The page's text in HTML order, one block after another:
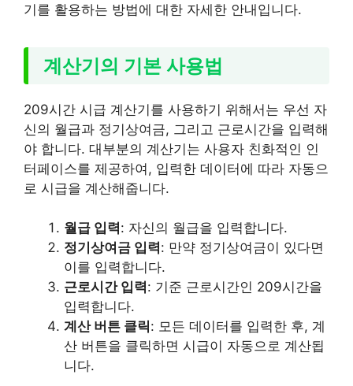
기를 활용하는 방법에 대한 자세한 안내입니다.
계산기의 기본 사용법
209시간 시급 계산기를 사용하기 위해서는 우선 자
신의 월급과 정기상여금, 그리고 근로시간을 입력해
야 합니다. 대부분의 계산기는 사용자 친화적인 인
터페이스를 제공하여, 입력한 데이터에 따라 자동으
로 시급을 계산해줍니다.
월급 입력: 자신의 월급을 입력합니다.
정기상여금 입력: 만약 정기상여금이 있다면
이를 입력합니다.
근로시간 입력: 기준 근로시간인 209시간을
입력합니다.
계산 버튼 클릭: 모든 데이터를 입력한 후, 계
산 버튼을 클릭하면 시급이 자동으로 계산됩
니다.